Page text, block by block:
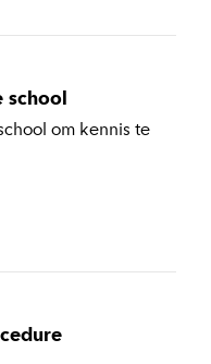
school
om kennis te